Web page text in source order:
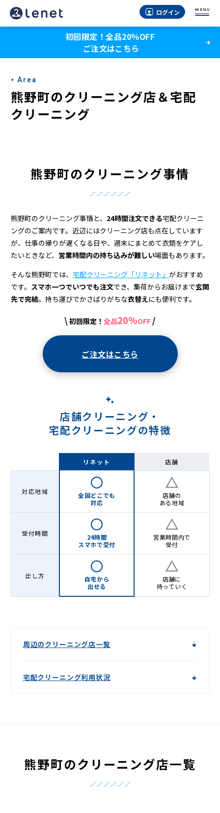
熊
野
の
ク
リ
ー
宅
配
ク
リ
ー
ログイン MENU
初回限定！全品20％OFF
ご注文はこちら
Area
熊野町のクリーニング店＆宅配
クリーニング
熊野町のクリーニング事情
熊野町のクリーニング事情と、 24時間注文できる宅配クリーニ
ングのご案内です。近辺にはクリーニング店も点在しています
が、仕事の帰りが遅くなる日や、週末にまとめて衣類をケアし
たいときなど、 営業時間内の持ち込みが難しい場面もあります。
そんな熊野町では、 宅配クリーニング「リネット」 がおすすめ
です。 スマホ一つでいつでも注文でき、集荷からお届けまで玄関
先で完結。持ち運びでかさばりがちな衣替えにも便利です。
\ 初回限定！ 全品20%OFF /
ご注文はこちら
店舗クリーニング・
宅配クリーニングの特徴
リネット 店舗
対応地域
全国どこでも
対応
店舗の
ある地域
受付時間
24時間
スマホで受付
営業時間内で
受付
出し方
自宅から
出せる
店舗に
持っていく
周辺のクリーニング店一覧
宅配クリーニング利用状況
熊野町のクリーニング店一覧